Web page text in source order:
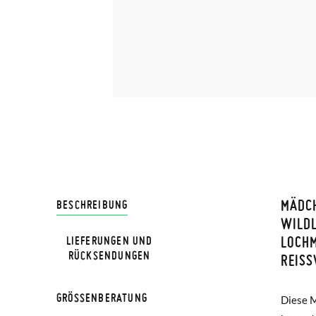
BESCHREIBUNG
Diese
über
LIEFERUNGEN UND
RÜCKSENDUNGEN
Bei
GRÖSSENBERATUNG